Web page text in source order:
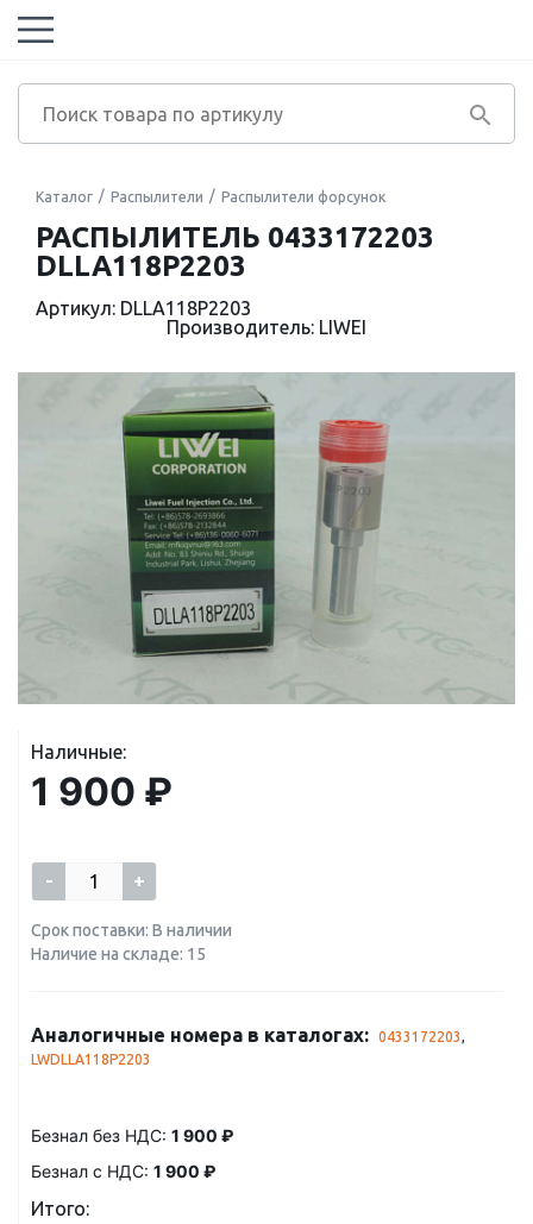
Каталог Распылители Распылители форсунок
РАСПЫЛИТЕЛЬ 0433172203
DLLA118P2203
Артикул: DLLA118P2203
Производитель: LIWEI
Наличные:
1 900 ₽
- +
Срок поставки: В наличии
Наличие на складе: 15
Аналогичные номера в каталогах: 0433172203,
LWDLLA118P2203
Безнал без НДС: 1 900 ₽
Безнал с НДС: 1 900 ₽
Итого: